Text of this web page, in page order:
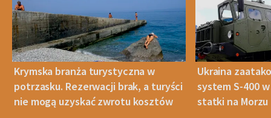
Krymska branża turystyczna w
potrzasku. Rezerwacji brak, a turyści
nie mogą uzyskać zwrotu kosztów
Ukraina
system S-400
statki na Morzu